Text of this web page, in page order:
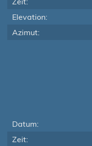
Elevation:
Azimut:
Datum:
Zeit: